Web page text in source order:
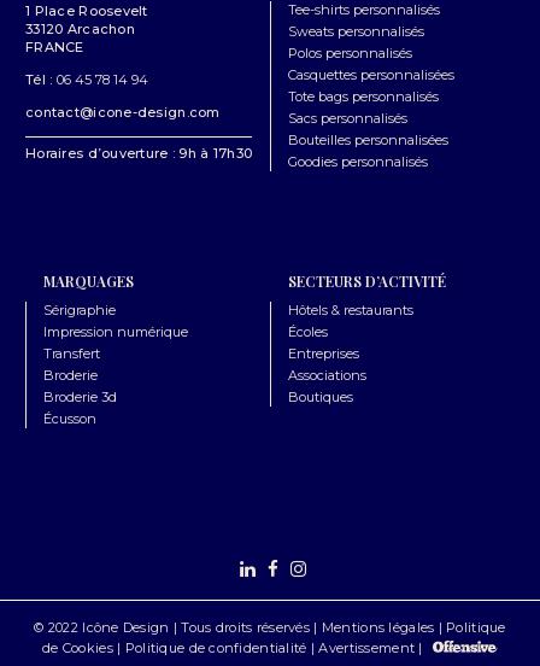
1 Place Roosevelt
33120 Arcachon
FRANCE
Tél : 06 45 78 14 94
contact@icone-design.com
Horaires d’ouverture : 9h à 17h30
Tee-shirts personnalisés
Sweats personnalisés
Polos personnalisés
Casquettes personnalisées
Tote bags personnalisés
Sacs personnalisés
Bouteilles personnalisées
Goodies personnalisés
MARQUAGES
Sérigraphie
Impression numérique
Transfert
Broderie
Broderie 3d
Écusson
SECTEURS D’ACTIVITÉ
Hôtels & restaurants
Écoles
Entreprises
Associations
Boutiques
© 2022 Icône Design | Tous droits réservés | Mentions légales | Politique
de Cookies| Politique de confidentialité |Avertissement |